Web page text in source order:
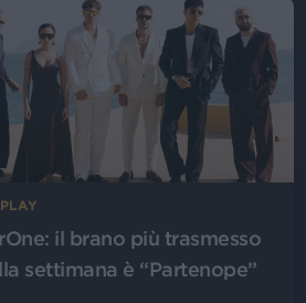
il brano più trasmesso
settimana è “Partenope”